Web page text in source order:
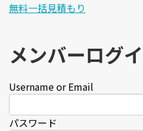
無料一括見積もり
メンバーログ
Username or Email
パスワード